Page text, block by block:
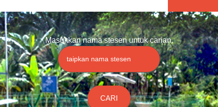
Masukkan nama stesen untuk carian.